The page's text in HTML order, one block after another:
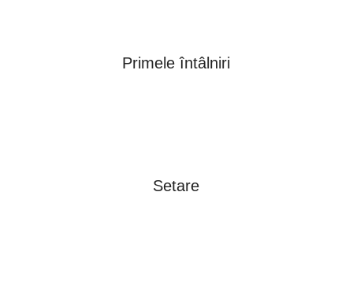
Primele întâlniri
Setare